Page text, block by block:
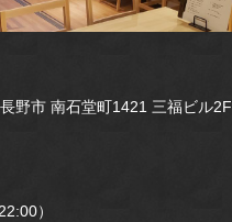
野市 南石堂町1421 三福ビル2F
）